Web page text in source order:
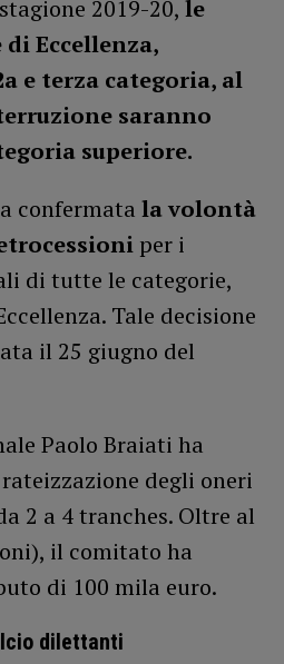
2019-20, le
Eccellenza,
e terza categoria, al
saranno
superiore.
confermata la volontà
per i
di tutte le categorie,
Tale decisione
il 25 giugno del
Paolo Braiati ha
degli oneri
2 a 4 tranches. Oltre al
il comitato ha
di 100 mila euro.
dilettanti